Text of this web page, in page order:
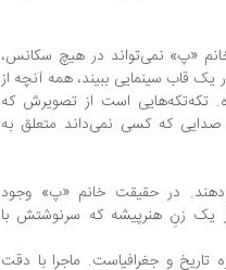
«پ» نمی‌تواند در هیچ سکانس،
قاب سینمایی ببیند، همه آنچه از
تکه‌تکه‌هایی است از تصویرش که
که کسی نمی‌داند متعلق به
در حقیقت خانم «پ» وجود
یک زنِ هنرپیشه که سرنوشتش با
و جغرافیاست. ماجرا با دقت